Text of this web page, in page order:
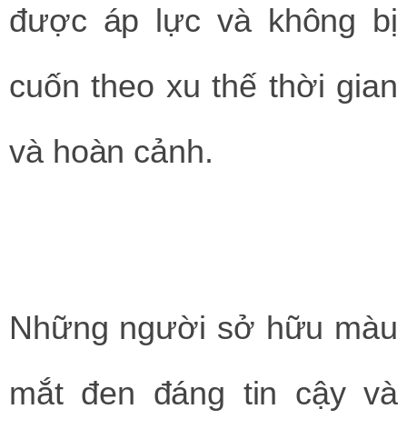
được áp lực và không bị
cuốn theo xu thế thời gian
và hoàn cảnh.
Những người sở hữu màu
mắt đen đáng tin cậy và